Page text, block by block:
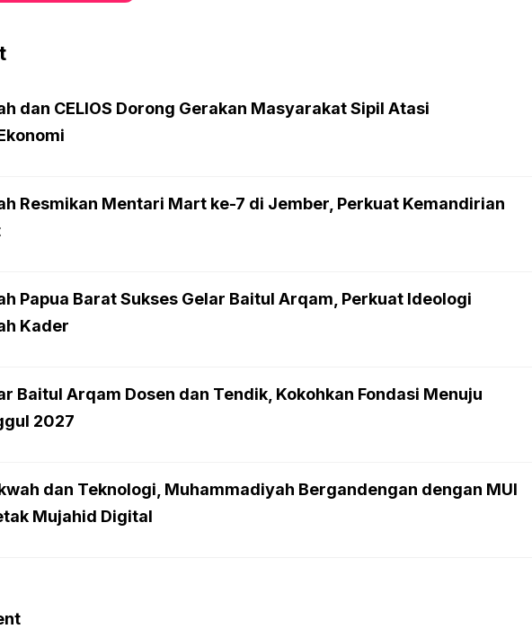
dan CELIOS Dorong Gerakan Masyarakat Sipil Atasi
Resmikan Mentari Mart ke-7 di Jember, Perkuat Kemandirian
Papua Barat Sukses Gelar Baitul Arqam, Perkuat Ideologi
Kader
Baitul Arqam Dosen dan Tendik, Kokohkan Fondasi Menuju
2027
dan Teknologi, Muhammadiyah Bergandengan dengan MUI
Mujahid Digital